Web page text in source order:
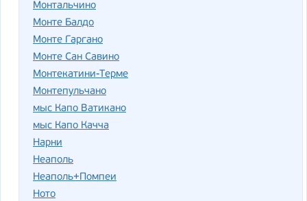
Монтальчино
Монте Балдо
Монте Гаргано
Монте Сан Савино
Монтекатини-Терме
Монтепульчано
мыс Капо Ватикано
мыс Капо Качча
Нарни
Неаполь
Неаполь+Помпеи
Ното